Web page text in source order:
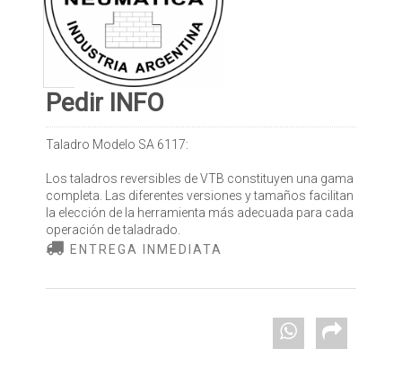
Pedir INFO
Taladro Modelo SA 6117:
Los taladros reversibles de VTB constituyen una gama
completa. Las diferentes versiones y tamaños facilitan
la elección de la herramienta más adecuada para cada
operación de taladrado.
ENTREGA INMEDIATA